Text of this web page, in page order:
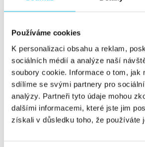
Používáme cookies
K personalizaci obsahu a reklam,
sociálních médií a analýze naší
soubory cookie. Informace o tom, jak
sdílíme se svými partnery pro
analýzy. Partneři tyto údaje mohou
dalšími informacemi, které jste jim
získali v důsledku toho, že používáte
Radek Kupr Google
20. 4. 2022
Od minulého roku, souběžně s
zákona o cookies, jsem stál před